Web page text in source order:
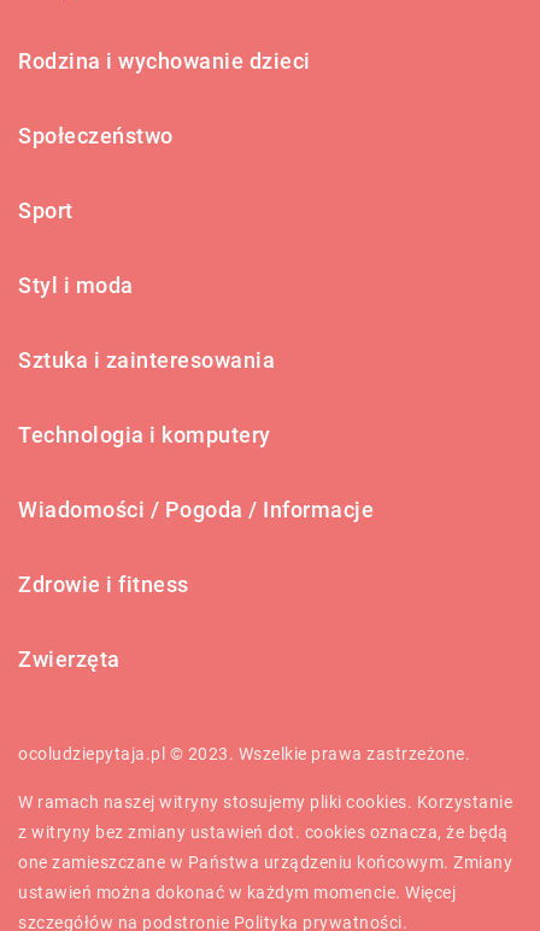
Rodzina i wychowanie dzieci
Społeczeństwo
Sport
Styl i moda
Sztuka i zainteresowania
Technologia i komputery
Wiadomości / Pogoda / Informacje
Zdrowie i fitness
Zwierzęta
ocoludziepytaja.pl © 2023. Wszelkie prawa zastrzeżone.
W ramach naszej witryny stosujemy pliki cookies. Korzystanie
z witryny bez zmiany ustawień dot. cookies oznacza, że będą
one zamieszczane w Państwa urządzeniu końcowym. Zmiany
ustawień można dokonać w każdym momencie. Więcej
szczegółów na podstronie Polityka prywatności.